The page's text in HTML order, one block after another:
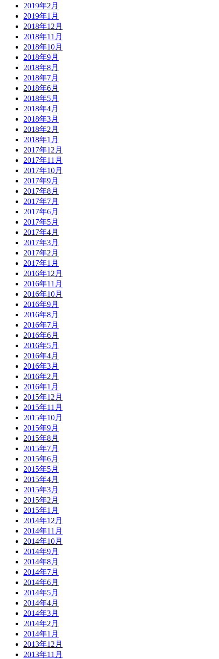
2019年2月
2019年1月
2018年12月
2018年11月
2018年10月
2018年9月
2018年8月
2018年7月
2018年6月
2018年5月
2018年4月
2018年3月
2018年2月
2018年1月
2017年12月
2017年11月
2017年10月
2017年9月
2017年8月
2017年7月
2017年6月
2017年5月
2017年4月
2017年3月
2017年2月
2017年1月
2016年12月
2016年11月
2016年10月
2016年9月
2016年8月
2016年7月
2016年6月
2016年5月
2016年4月
2016年3月
2016年2月
2016年1月
2015年12月
2015年11月
2015年10月
2015年9月
2015年8月
2015年7月
2015年6月
2015年5月
2015年4月
2015年3月
2015年2月
2015年1月
2014年12月
2014年11月
2014年10月
2014年9月
2014年8月
2014年7月
2014年6月
2014年5月
2014年4月
2014年3月
2014年2月
2014年1月
2013年12月
2013年11月